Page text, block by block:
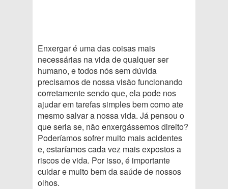
Enxergar é uma das coisas mais
necessárias na vida de qualquer ser
humano, e todos nós sem dúvida
precisamos de nossa visão funcionando
corretamente sendo que, ela pode nos
ajudar em tarefas simples bem como ate
mesmo salvar a nossa vida. Já pensou o
que seria se, não enxergássemos direito?
Poderíamos sofrer muito mais acidentes
e, estaríamos cada vez mais expostos a
riscos de vida. Por isso, é importante
cuidar e muito bem da saúde de nossos
olhos.